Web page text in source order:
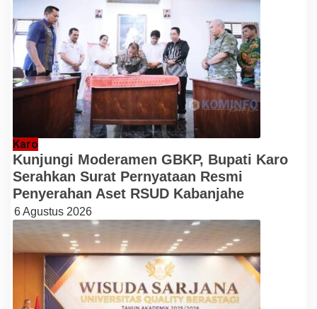
Karo
Kunjungi Moderamen GBKP, Bupati Karo
Serahkan Surat Pernyataan Resmi
Penyerahan Aset RSUD Kabanjahe
6 Agustus 2026